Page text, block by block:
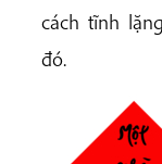
cách tĩnh
đó.